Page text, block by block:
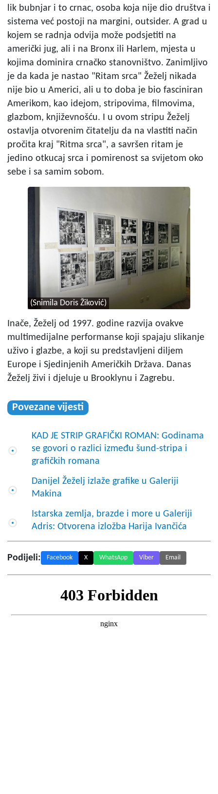
lik bubnjar i to crnac, osoba koja nije dio društva i
sistema već postoji na margini, outsider. A grad u
kojem se radnja odvija može podsjetiti na
američki jug, ali i na Bronx ili Harlem, mjesta u
kojima dominira crnačko stanovništvo. Zanimljivo
je da kada je nastao "Ritam srca" Žeželj nikada
nije bio u Americi, ali u to doba je bio fasciniran
Amerikom, kao idejom, stripovima, filmovima,
glazbom, književnošću. I u ovom stripu Žeželj
ostavlja otvorenim čitatelju da na vlastiti način
pročita kraj "Ritma srca", a savršen ritam je
jedino otkucaj srca i pomirenost sa svijetom oko
sebe i sa samim sobom.
(Snimila Doris Žiković)
Inače, Žeželj od 1997. godine razvija ovakve
multimedijalne performanse koji spajaju slikanje
uživo i glazbe, a koji su predstavljeni diljem
Europe i Sjedinjenih Američkih Država. Danas
Žeželj živi i djeluje u Brooklynu i Zagrebu.
Povezane vijesti
KAD JE STRIP GRAFIČKI ROMAN: Godinama
se govori o razlici između šund-stripa i
grafičkih romana
Danijel Žeželj izlaže grafike u Galeriji
Makina
Istarska zemlja, brazde i more u Galeriji
Adris: Otvorena izložba Harija Ivančića
Podijeli: Facebook X WhatsApp Viber Email